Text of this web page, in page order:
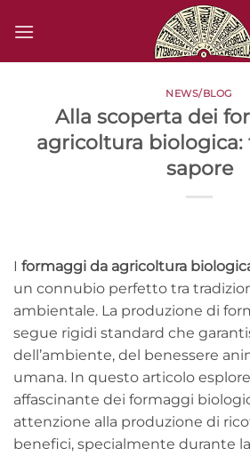
NEWS/BLOG
Alla scoperta dei
agricoltura biologica:
sapore
I formaggi da agricoltura
un connubio perfetto tra
ambientale. La produzione di
segue rigidi standard che
dell’ambiente, del benessere
umana. In questo articolo
affascinante dei formaggi
attenzione alla produzione di
benefici, specialmente durante